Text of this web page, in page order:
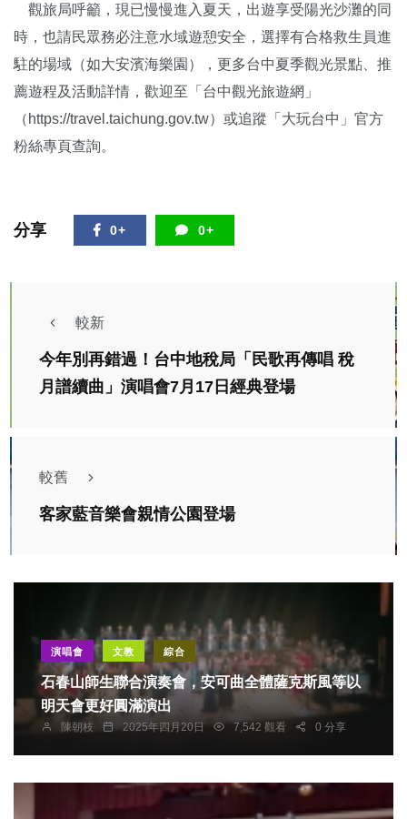
觀旅局呼籲，現已慢慢進入夏天，出遊享受陽光沙灘的同
時，也請民眾務必注意水域遊憩安全，選擇有合格救生員進
駐的場域（如大安濱海樂園），更多台中夏季觀光景點、推
薦遊程及活動詳情，歡迎至「台中觀光旅遊網」
（https://travel.taichung.gov.tw）或追蹤「大玩台中」官方
粉絲專頁查詢。
分享 0+ 0+
較新
今年別再錯過！台中地稅局「民歌再傳唱 稅
月譜續曲」演唱會7月17日經典登場
較舊
客家藍音樂會親情公園登場
演唱會 文教 綜合
石春山師生聯合演奏會，安可曲全體薩克斯風等以
明天會更好圓滿演出
陳朝枝 2025年四月20日 7,542 觀看 0 分享